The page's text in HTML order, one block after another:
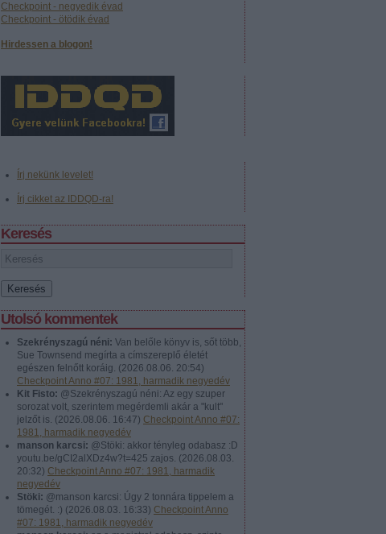
Checkpoint - negyedik évad
Checkpoint - ötödik évad
Hirdessen a blogon!
Írj nekünk levelet!
Írj cikket az IDDQD-ra!
Keresés
Utolsó kommentek
Szekrényszagú néni: Van belőle könyv is, sőt több,
Sue Townsend megírta a címszereplő életét
egészen felnőtt koráig. (2026.08.06. 20:54)
Checkpoint Anno #07: 1981, harmadik negyedév
Kit Fisto: @Szekrényszagú néni: Az egy szuper
sorozat volt, szerintem megérdemli akár a "kult"
jelzőt is. (2026.08.06. 16:47) Checkpoint Anno #07:
1981, harmadik negyedév
manson karcsi: @Stöki: akkor tényleg odabasz :D
youtu.be/gCI2alXDz4w?t=425 zajos. (2026.08.03.
20:32) Checkpoint Anno #07: 1981, harmadik
negyedév
Stöki: @manson karcsi: Úgy 2 tonnára tippelem a
tömegét. :) (2026.08.03. 16:33) Checkpoint Anno
#07: 1981, harmadik negyedév